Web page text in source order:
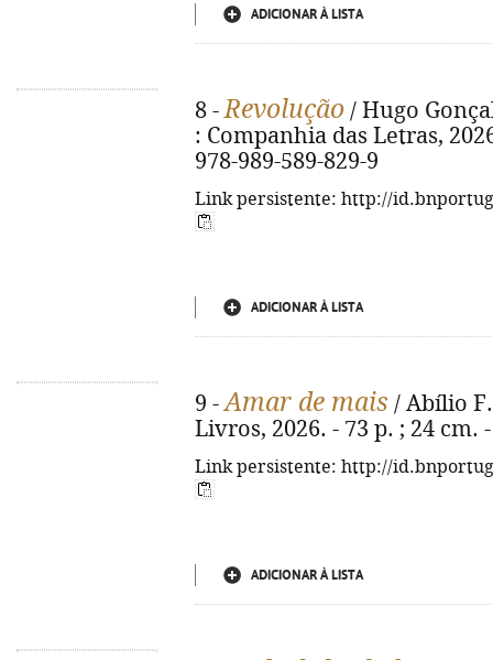
ADICIONAR À LISTA
8 -Revolução / Hugo
: Companhia das Letras,
978-989-589-829-9
Link persistente: http://
ADICIONAR À LISTA
9 -Amar de mais / Abílio
Livros, 2026. - 73 p. ; 24 cm.
Link persistente: http://
ADICIONAR À LISTA